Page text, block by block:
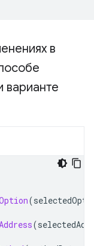
в
варианте
(
(